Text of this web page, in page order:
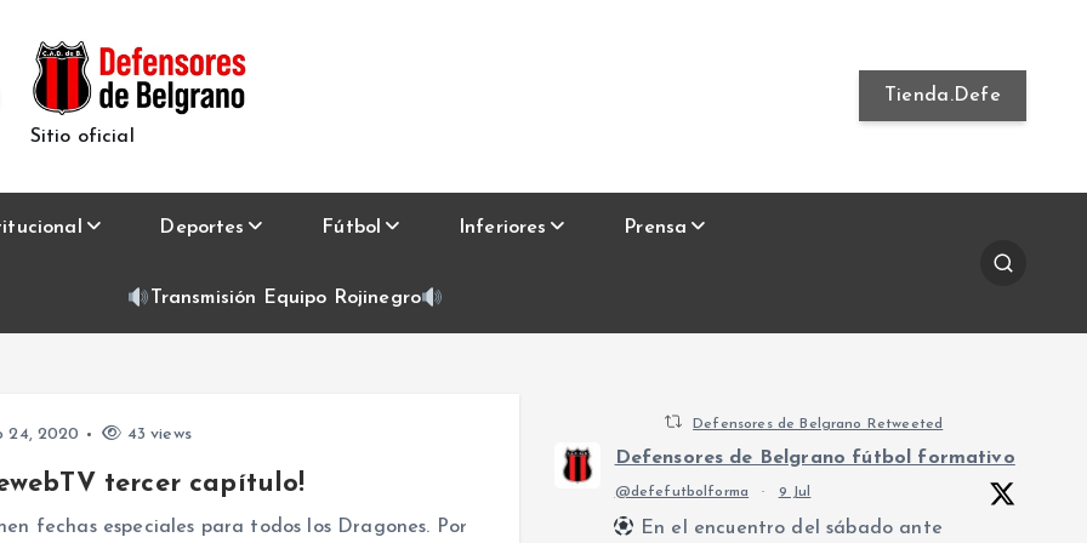
Sitio oficial
Tienda.Defe
Deportes Fútbol Inferiores Prensa
Transmisión Equipo Rojinegro
24, 2020 43 views
tercer capítulo!
fechas especiales para todos los Dragones. Por
Defensores de Belgrano Retweeted
Defensores de Belgrano fútbol formativo
@defefutbolforma · 9 Jul
En el encuentro del sábado ante